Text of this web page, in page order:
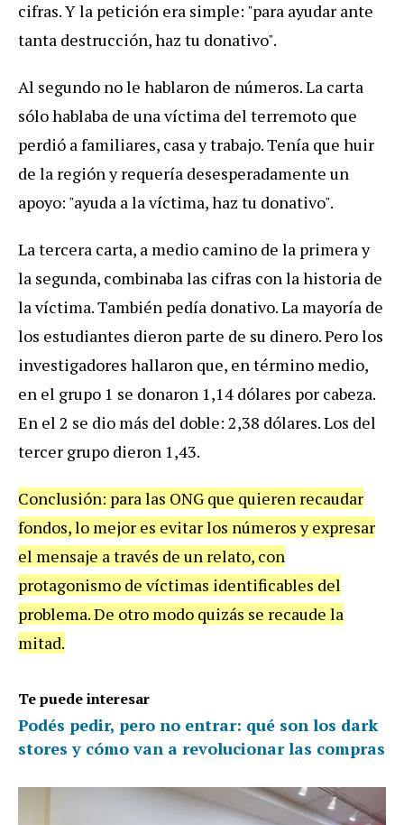
cifras. Y la petición era simple: "para ayudar ante
tanta destrucción, haz tu donativo".
Al segundo no le hablaron de números. La carta
sólo hablaba de una víctima del terremoto que
perdió a familiares, casa y trabajo. Tenía que huir
de la región y requería desesperadamente un
apoyo: "ayuda a la víctima, haz tu donativo".
La tercera carta, a medio camino de la primera y
la segunda, combinaba las cifras con la historia de
la víctima. También pedía donativo. La mayoría de
los estudiantes dieron parte de su dinero. Pero los
investigadores hallaron que, en término medio,
en el grupo 1 se donaron 1,14 dólares por cabeza.
En el 2 se dio más del doble: 2,38 dólares. Los del
tercer grupo dieron 1,43.
Conclusión: para las ONG que quieren recaudar
fondos, lo mejor es evitar los números y expresar
el mensaje a través de un relato, con
protagonismo de víctimas identificables del
problema. De otro modo quizás se recaude la
mitad.
Te puede interesar
Podés pedir, pero no entrar: qué son los dark
stores y cómo van a revolucionar las compras